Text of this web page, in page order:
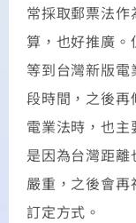
常採取郵票法
算，也好推廣。
等到台灣新版
段時間，之後
電業法時，也
是因為台灣距
嚴重，之後會
訂定方式。